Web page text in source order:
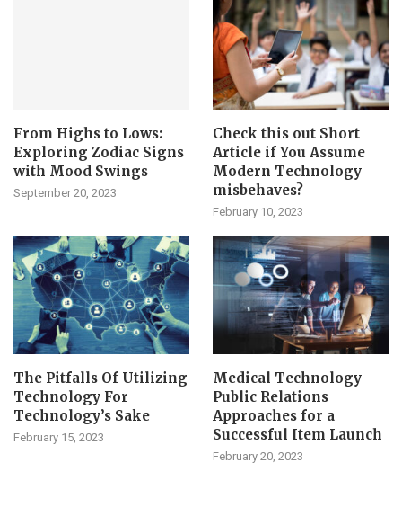
From Highs to Lows:
Exploring Zodiac Signs
with Mood Swings
September 20, 2023
Check this out Short
Article if You Assume
Modern Technology
misbehaves?
February 10, 2023
The Pitfalls Of Utilizing
Technology For
Technology’s Sake
February 15, 2023
Medical Technology
Public Relations
Approaches for a
Successful Item Launch
February 20, 2023